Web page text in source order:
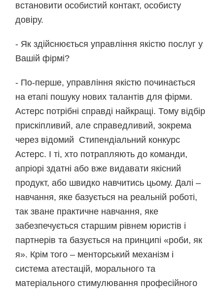
встановити особистий контакт, особисту
довіру.
- Як здійснюється управління якістю послуг у
Вашій фірмі?
- По-перше, управління якістю починається
на етапі пошуку нових талантів для фірми.
Астерс потрібні справді найкращі. Тому відбір
прискіпливий, але справедливий, зокрема
через відомий Стипендіальний конкурс
Астерс. І ті, хто потрапляють до команди,
апріорі здатні або вже видавати якісний
продукт, або швидко навчитись цьому. Далі –
навчання, яке базується на реальній роботі,
так зване практичне навчання, яке
забезпечується старшим рівнем юристів і
партнерів та базується на принципі «роби, як
я». Крім того – менторський механізм і
система атестацій, морального та
матеріального стимулювання професійного